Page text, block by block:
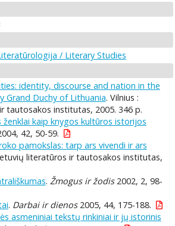
/ Literary Studies
identity, discourse and nation in the
Grand Duchy of Lithuania. Vilnius :
tautosakos institutas, 2005. 346 p.
ženklai kaip knygos kultūros istorijos
42, 50-59.
pamokslas: tarp ars vivendi ir ars
literatūros ir tautosakos institutas,
. Žmogus ir žodis2002, 2, 98-
. Darbai ir dienos2005, 44, 175-188.
asmeniniai tekstų rinkiniai ir jų istorinis